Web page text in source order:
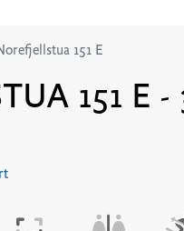
151 E
151 E -